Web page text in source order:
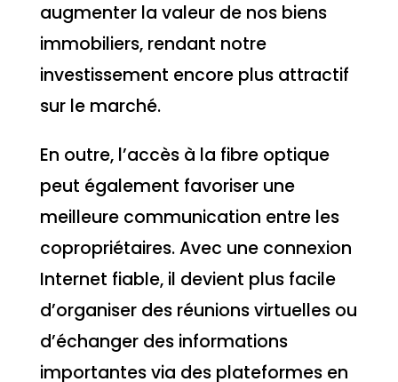
augmenter la valeur de nos biens
immobiliers, rendant notre
investissement encore plus attractif
sur le marché.
En outre, l’accès à la fibre optique
peut également favoriser une
meilleure communication entre les
copropriétaires. Avec une connexion
Internet fiable, il devient plus facile
d’organiser des réunions virtuelles ou
d’échanger des informations
importantes via des plateformes en